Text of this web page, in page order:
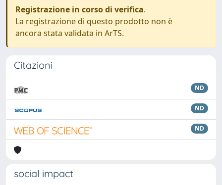
Registrazione in corso di verifica.
La registrazione di questo prodotto non è
ancora stata validata in ArTS.
Citazioni
ND
ND
ND
social impact